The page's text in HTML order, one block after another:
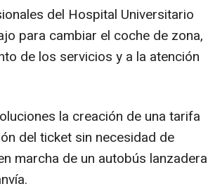
del Hospital Universitario
para cambiar el coche de zona,
de los servicios y a la atención
la creación de una tarifa
del ticket sin necesidad de
marcha de un autobús lanzadera